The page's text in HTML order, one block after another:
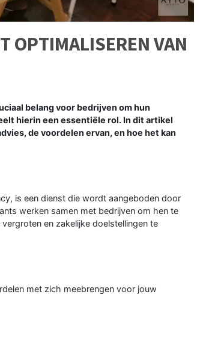
OPTIMALISEREN VAN
belang voor bedrijven om hun
hierin een essentiële rol. In dit artikel
de voordelen ervan, en hoe het kan
is een dienst die wordt aangeboden door
werken samen met bedrijven om hen te
en zakelijke doelstellingen te
met zich meebrengen voor jouw